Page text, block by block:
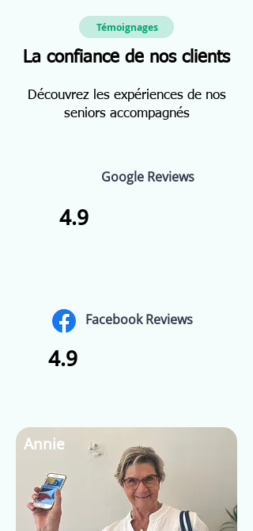
Témoignages
La confiance de nos clients
Découvrez les expériences de nos
seniors accompagnés
Google Reviews
4.9
Facebook Reviews
4.9
Annie